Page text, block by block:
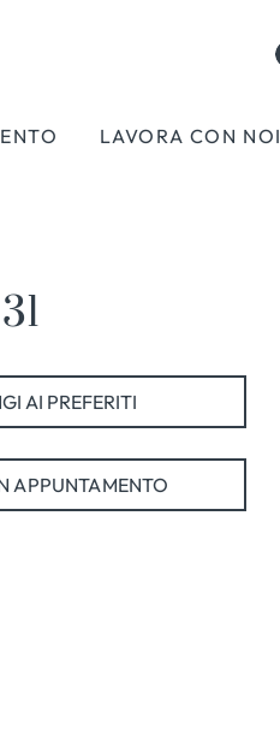
LAVORA CON NOI
AI PREFERITI
APPUNTAMENTO